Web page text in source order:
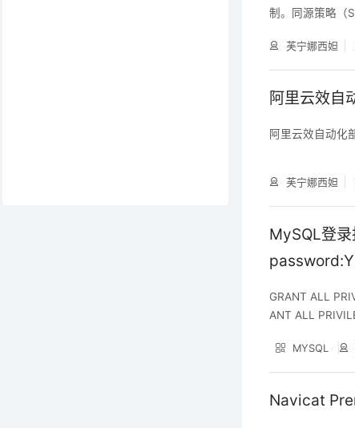
制。同源策略（
2、什么是跨域
页面url不同即为
芙宁娜西妲
阿里云效自
阿里云效自动
芙宁娜西妲
MySQL登
GRANT ALL
ANT ALL
MYSQL
Navicat